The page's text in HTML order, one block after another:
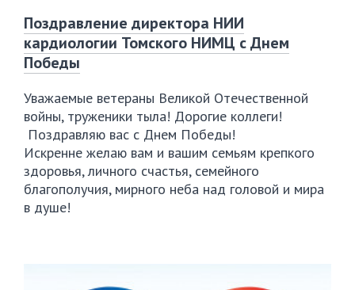
Поздравление директора НИИ
кардиологии Томского НИМЦ с Днем
Победы
Уважаемые ветераны Великой Отечественной
войны, труженики тыла! Дорогие коллеги!
Поздравляю вас с Днем Победы!
Искренне желаю вам и вашим семьям крепкого
здоровья, личного счастья, семейного
благополучия, мирного неба над головой и мира
в душе!